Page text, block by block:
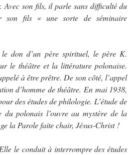
son fils, il parle sans difficulté du
son fils « une sorte de séminaire
don d’un père spirituel, le père K.
le théâtre et la littérature polonaise.
à être prêtre. De son côté, l’appel
d’homme de théâtre. En mai 1938,
des études de philologie. L’étude de
polonais l’ouvre au mystère de la
la Parole faite chair, Jésus-Christ !
le conduit à interrompre des études